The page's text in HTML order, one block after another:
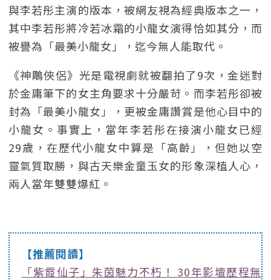
與李若彤主演的版本，被網友視為經典版本之一，
其中李若彤將冷若冰霜的小龍女演得恰如其分，而
被譽為「最美小龍女」，迄今無人能取代。
《神鵰俠侶》光是電視劇就被翻拍了9次，金迷對
於金庸筆下的女主角要求十分嚴苛。而李若彤卻被
封為「最美小龍女」，更被金庸讚賞是他心目中的
小龍女。事實上，當年李若彤在接演小龍女已經
29歲，在歷代小龍女中算是「高齡」，但她以空
靈氣質取勝，與古天樂金童玉女的形象深植人心，
兩人當年雙雙爆紅。
【推薦閱讀】
「紫霞仙子」朱茵魅力不朽！ 30年影壇歷程無